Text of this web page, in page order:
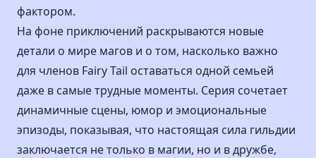
фактором.
На фоне приключений раскрываются новые
детали о мире магов и о том, насколько важно
для членов Fairy Tail оставаться одной семьей
даже в самые трудные моменты. Серия сочетает
динамичные сцены, юмор и эмоциональные
эпизоды, показывая, что настоящая сила гильдии
заключается не только в магии, но и в дружбе,